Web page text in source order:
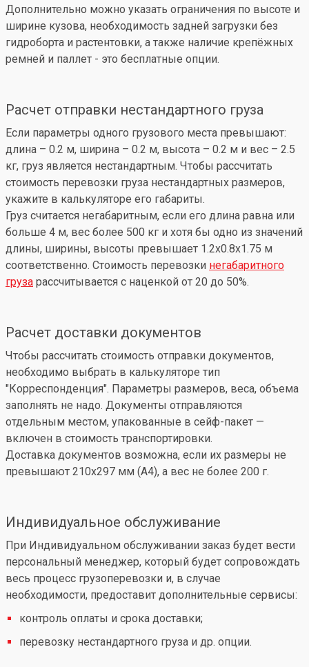
Дополнительно можно указать ограничения по высоте и
ширине кузова, необходимость задней загрузки без
гидроборта и растентовки, а также наличие крепёжных
ремней и паллет - это бесплатные опции.
Расчет отправки нестандартного груза
Если параметры одного грузового места превышают:
длина – 0.2 м, ширина – 0.2 м, высота – 0.2 м и вес – 2.5
кг, груз является нестандартным. Чтобы рассчитать
стоимость перевозки груза нестандартных размеров,
укажите в калькуляторе его габариты.
Груз считается негабаритным, если его длина равна или
больше 4 м, вес более 500 кг и хотя бы одно из значений
длины, ширины, высоты превышает 1.2x0.8x1.75 м
соответственно. Стоимость перевозки негабаритного
груза рассчитывается с наценкой от 20 до 50%.
Расчет доставки документов
Чтобы рассчитать стоимость отправки документов,
необходимо выбрать в калькуляторе тип
"Корреспонденция". Параметры размеров, веса, объема
заполнять не надо. Документы отправляются
отдельным местом, упакованные в сейф-пакет —
включен в стоимость транспортировки.
Доставка документов возможна, если их размеры не
превышают 210x297 мм (А4), а вес не более 200 г.
Индивидуальное обслуживание
При Индивидуальном обслуживании заказ будет вести
персональный менеджер, который будет сопровождать
весь процесс грузоперевозки и, в случае
необходимости, предоставит дополнительные сервисы:
контроль оплаты и срока доставки;
перевозку нестандартного груза и др. опции.